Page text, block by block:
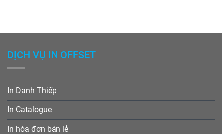
DỊCH VỤ IN OFFSET
In Danh Thiếp
In Catalogue
In hóa đơn bán lẻ